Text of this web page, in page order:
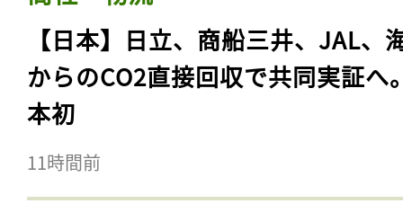
【日本】日立、商船三井、JAL、
からのCO2直接回収で共同実証へ
本初
11時間前